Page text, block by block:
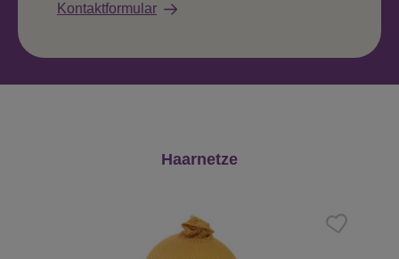
Kontaktformular
Produktgalerie überspringen
Haarnetze